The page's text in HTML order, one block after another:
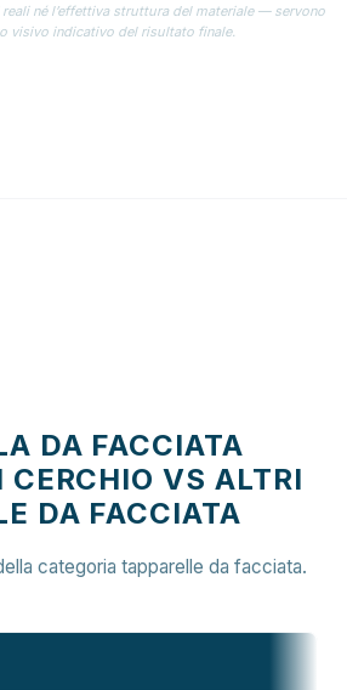
né l’effettiva struttura del materiale — servono
visivo indicativo del risultato finale.
DA FACCIATA
CERCHIO VS ALTRI
DA FACCIATA
categoria tapparelle da facciata.